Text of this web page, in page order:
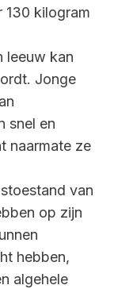
kilogram
leeuw kan
Jonge
snel en
naarmate ze
van
op zijn
hebben,
algehele